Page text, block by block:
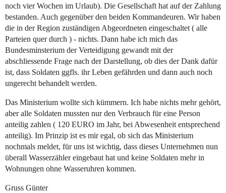
noch vier Wochen im Urlaub). Die Gesellschaft hat auf der Zahlung
bestanden. Auch gegenüber den beiden Kommandeuren. Wir haben
die in der Region zuständigen Abgeordneten eingeschaltet ( alle
Parteien quer durch ) - nichts. Dann habe ich mich das
Bundesminsterium der Verteidigung gewandt mit der
abschliessende Frage nach der Darstellung, ob dies der Dank dafür
ist, dass Soldaten ggfls. ihr Leben gefährden und dann auch noch
ungerecht behandelt werden.
Das Ministerium wollte sich kümmern. Ich habe nichts mehr gehört,
aber alle Soldaten mussten nur den Verbrauch für eine Person
anteilig zahlen ( 120 EURO im Jahr, bei Abwesenheit entsprechend
anteilig). Im Prinzip ist es mir egal, ob sich das Ministerium
nochmals meldet, für uns ist wichtig, dass dieses Unternehmen nun
überall Wasserzähler eingebaut hat und keine Soldaten mehr in
Wohnungen ohne Wasseruhren kommen.
Gruss Günter